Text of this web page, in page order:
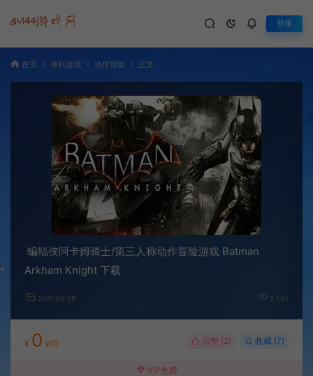
登录
首页 单机游戏 动作冒险 正文
蝙蝠侠阿卡姆骑士/第三人称动作冒险游戏 Batman
Arkham Knight 下载
2021-03-29 2,562
¥ 0 V币 点赞 (2) 收藏 (7)
VIP免费